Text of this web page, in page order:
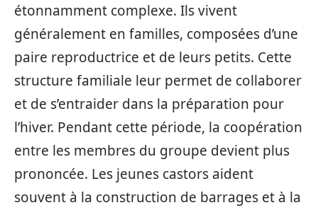
étonnamment complexe. Ils vivent
généralement en familles, composées d’une
paire reproductrice et de leurs petits. Cette
structure familiale leur permet de collaborer
et de s’entraider dans la préparation pour
l’hiver. Pendant cette période, la coopération
entre les membres du groupe devient plus
prononcée. Les jeunes castors aident
souvent à la construction de barrages et à la